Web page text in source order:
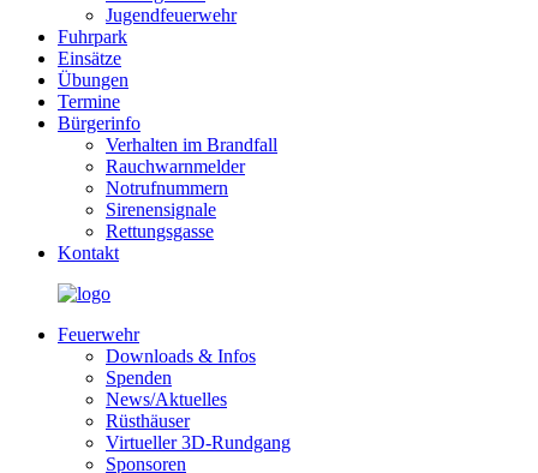
Jugendfeuerwehr
Fuhrpark
Einsätze
Übungen
Termine
Bürgerinfo
Verhalten im Brandfall
Rauchwarnmelder
Notrufnummern
Sirenensignale
Rettungsgasse
Kontakt
Feuerwehr
Downloads & Infos
Spenden
News/Aktuelles
Rüsthäuser
Virtueller 3D-Rundgang
Sponsoren